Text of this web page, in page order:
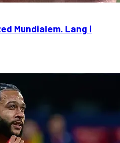
Mundialem. Lang i